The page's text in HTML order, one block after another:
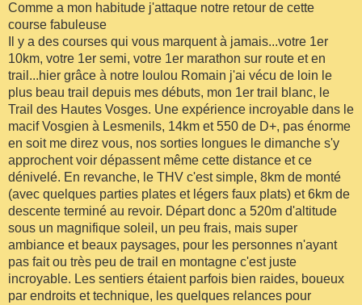
Comme a mon habitude j'attaque notre retour de cette
course fabuleuse
Il y a des courses qui vous marquent à jamais...votre 1er
10km, votre 1er semi, votre 1er marathon sur route et en
trail...hier grâce à notre loulou Romain j'ai vécu de loin le
plus beau trail depuis mes débuts, mon 1er trail blanc, le
Trail des Hautes Vosges. Une expérience incroyable dans le
macif Vosgien à Lesmenils, 14km et 550 de D+, pas énorme
en soit me direz vous, nos sorties longues le dimanche s'y
approchent voir dépassent même cette distance et ce
dénivelé. En revanche, le THV c'est simple, 8km de monté
(avec quelques parties plates et légers faux plats) et 6km de
descente terminé au revoir. Départ donc a 520m d'altitude
sous un magnifique soleil, un peu frais, mais super
ambiance et beaux paysages, pour les personnes n'ayant
pas fait ou très peu de trail en montagne c'est juste
incroyable. Les sentiers étaient parfois bien raides, boueux
par endroits et technique, les quelques relances pour